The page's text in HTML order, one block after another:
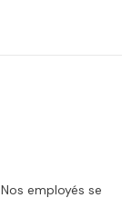
employés se